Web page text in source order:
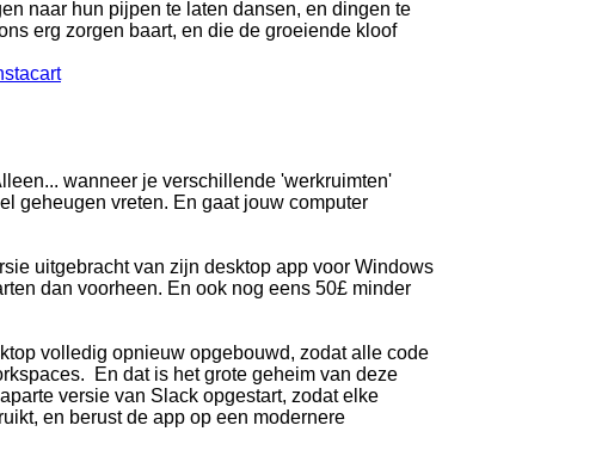
naar hun pijpen te laten dansen, en dingen te
erg zorgen baart, en die de groeiende kloof
wanneer je verschillende 'werkruimten'
geheugen vreten. En gaat jouw computer
uitgebracht van zijn desktop app voor Windows
dan voorheen. En ook nog eens 50£ minder
volledig opnieuw opgebouwd, zodat alle code
En dat is het grote geheim van deze
versie van Slack opgestart, zodat elke
en berust de app op een modernere